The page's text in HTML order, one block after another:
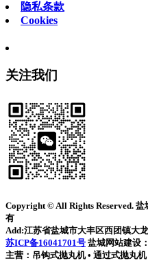
隐私条款
Cookies
关注我们
Copyright © All Rights Reserved.
有
Add:江苏省盐城市大丰区西团镇大
苏ICP备16041701号 盐城网站建设：
主营：吊钩式抛丸机 • 通过式抛丸